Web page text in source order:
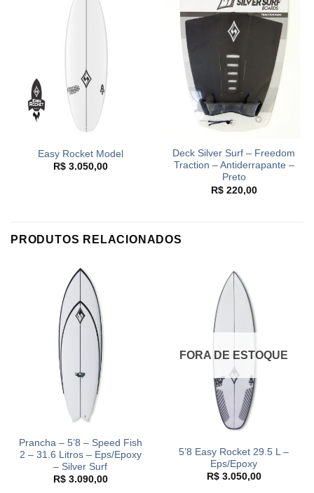
Easy Rocket Model
R$3.050,00
Deck Silver Surf – Freedom
Traction – Antiderrapante –
Preto
R$220,00
PRODUTOS RELACIONADOS
Prancha – 5’8 – Speed Fish
2 – 31.6 Litros – Eps/Epoxy
– Silver Surf
R$3.090,00
FORA DE ESTOQUE
5’8 Easy Rocket 29.5 L –
Eps/Epoxy
R$3.050,00